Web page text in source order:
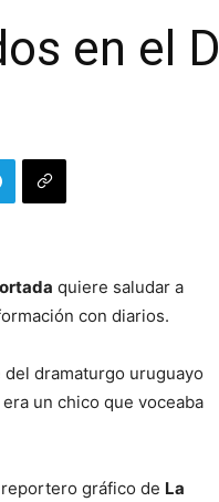
en el
quiere saludar a
con diarios.
dramaturgo uruguayo
un chico que voceaba
reportero gráfico de La